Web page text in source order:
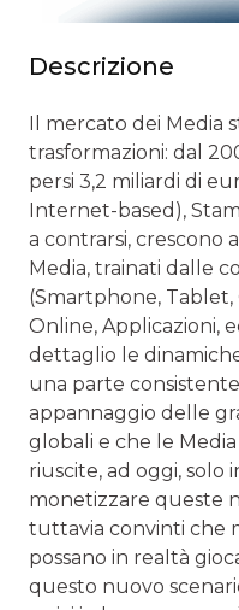
Descrizione
Il mercato dei Media
trasformazioni: dal
persi 3,2 miliardi di
Internet-based),
a contrarsi, crescono
Media, trainati dalle
(Smartphone, Tablet,
Online, Applicazioni,
dettaglio le
una parte
appannaggio delle
globali e che le
riuscite, ad oggi, solo
monetizzare queste
tuttavia convinti che
possano in realtà
questo nuovo